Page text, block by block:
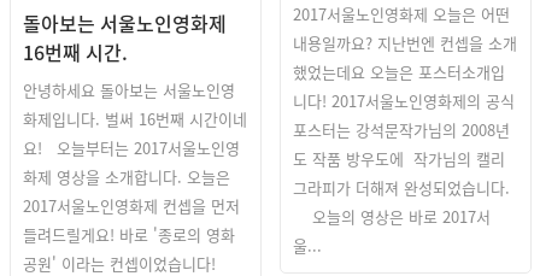
2017서울노인영화제 오늘은 어떤
내용일까요? 지난번엔 컨셉을 소개
했었는데요 오늘은 포스터소개입
니다! 2017서울노인영화제의 공식
포스터는 강석문작가님의 2008년
도 작품 방우도에 작가님의 캘리
그라피가 더해져 완성되었습니다.
오늘의 영상은 바로 2017서
울...
돌아보는 서울노인영화제
16번째 시간.
안녕하세요 돌아보는 서울노인영
화제입니다. 벌써 16번째 시간이네
요! 오늘부터는 2017서울노인영
화제 영상을 소개합니다. 오늘은
2017서울노인영화제 컨셉을 먼저
들려드릴게요! 바로 '종로의 영화
공원' 이라는 컨셉이었습니다!